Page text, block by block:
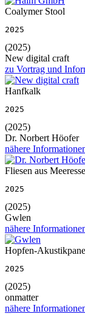
Coalymer Stool
2025
(2025)
New digital craft
zu Vortrag und
Hanfkalk
2025
(2025)
Dr. Norbert Höofer
nähere
Fliesen aus
2025
(2025)
Gwlen
nähere
Hopfen-
2025
(2025)
onmatter
nähere